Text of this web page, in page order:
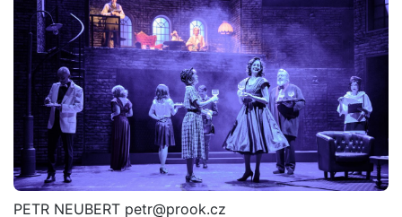
PETR NEUBERT petr@prook.cz